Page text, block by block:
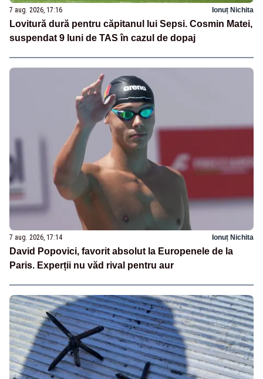
7 aug. 2026, 17:16 Ionuț Nichita
Lovitură dură pentru căpitanul lui Sepsi. Cosmin Matei,
suspendat 9 luni de TAS în cazul de dopaj
7 aug. 2026, 17:14 Ionuț Nichita
David Popovici, favorit absolut la Europenele de la
Paris. Experții nu văd rival pentru aur